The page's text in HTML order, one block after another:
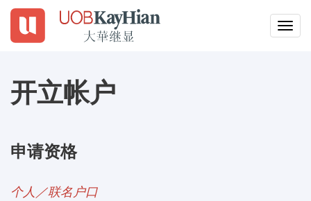
登入
开立帐户
申请资格
个人／联名户口